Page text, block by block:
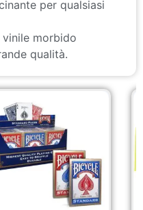
per qualsiasi
morbido
qualità.